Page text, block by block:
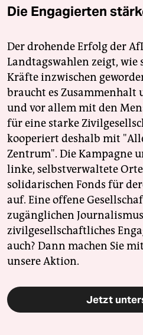
Die Engagierten
Der drohende Erfolg der
Landtagswahlen zeigt, wie
Kräfte inzwischen
braucht es Zusammenhalt
und vor allem mit den
für eine starke
kooperiert deshalb mit
Zentrum". Die Kampagne
linke, selbstverwaltete
solidarischen Fonds für
auf. Eine offene
zugänglichen
zivilgesellschaftliches
auch? Dann machen Sie
unsere Aktion.
Jetzt